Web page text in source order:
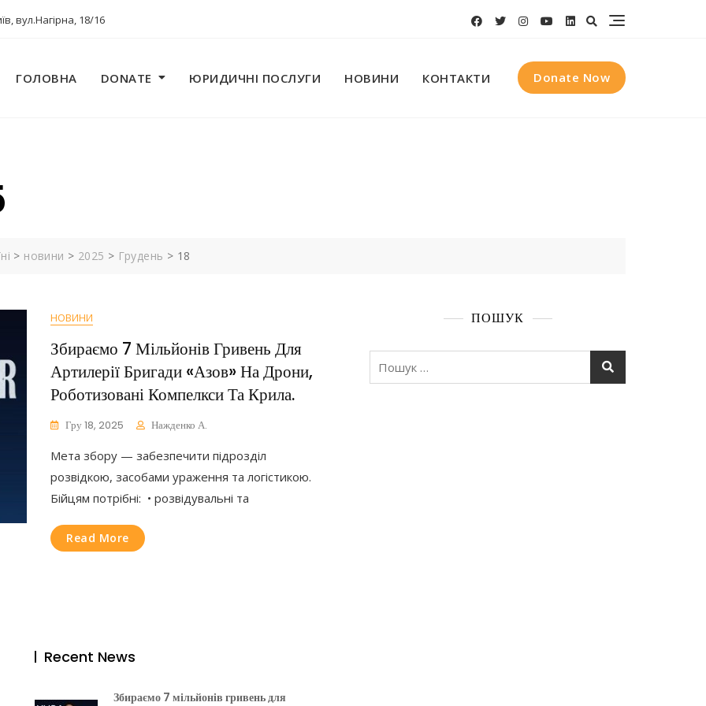
вул.Нагірна, 18/16
ГОЛОВНА DONATE ЮРИДИЧНІ ПОСЛУГИ НОВИНИ КОНТАКТИ Donate Now
> новини > 2025 > Грудень > 18
НОВИНИ
Збираємо 7 Мільйонів Гривень Для
Артилерії Бригади «Азов» На Дрони,
Роботизовані Компелкси Та Крила.
Гру 18, 2025 Нажденко А.
Мета збору — забезпечити підрозділ
розвідкою, засобами ураження та логістикою.
Бійцям потрібні: • розвідувальні та
Read More
ПОШУК
Recent News
Збираємо 7 мільйонів гривень для